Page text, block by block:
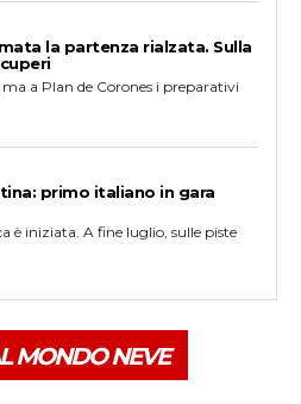
la partenza rialzata. Sulla
a Plan de Corones i preparativi
primo italiano in gara
è iniziata. A fine luglio, sulle piste
MONDO NEVE